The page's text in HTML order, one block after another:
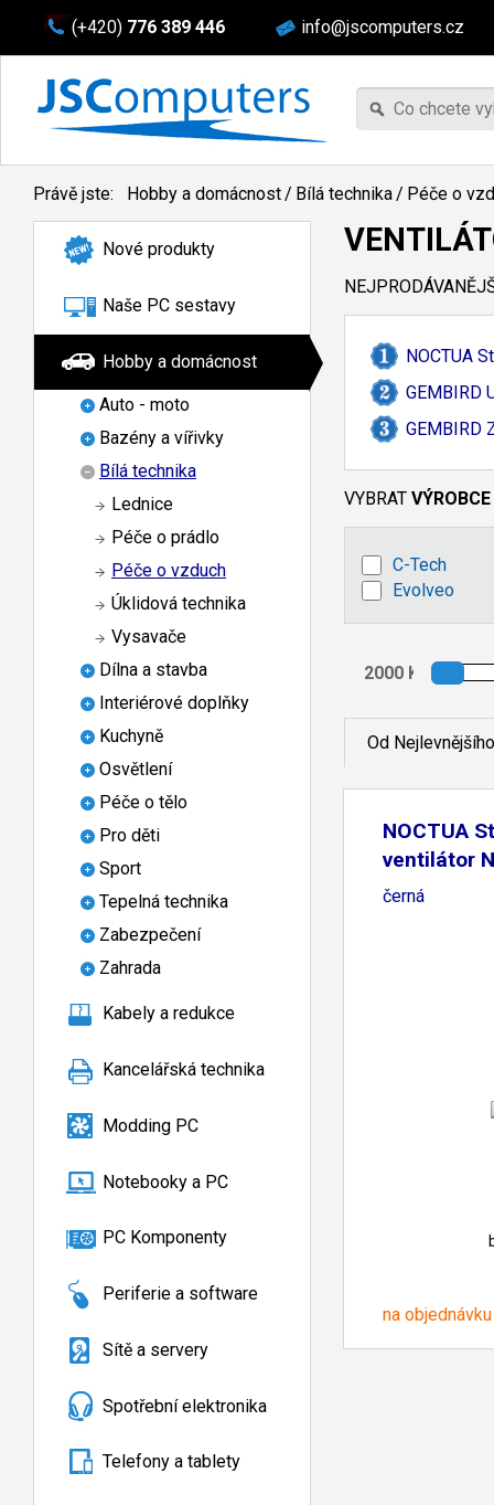
(+420) 776 389 446 info@jscomputers.cz
Právě jste: Hobby a domácnost/ Bílá technika/ Péče o
Nové produkty
Naše PC sestavy
Hobby a domácnost
Auto - moto
Bazény a vířivky
Bílá technika
Lednice
Péče o prádlo
Péče o vzduch
Úklidová technika
Vysavače
Dílna a stavba
Interiérové doplňky
Kuchyně
Osvětlení
Péče o tělo
Pro děti
Sport
Tepelná technika
Zabezpečení
Zahrada
Kabely a redukce
Kancelářská technika
Modding PC
Notebooky a PC
PC Komponenty
Periferie a software
Sítě a servery
Spotřební elektronika
Telefony a tablety
NOCTUA
GEMBIRD
GEMBIRD
VYBRAT VÝROBCE
C-Tech
Evolveo
Od Nejlevnějšího
NOCTUA
ventilátor
120mm,
černá
na objednávku